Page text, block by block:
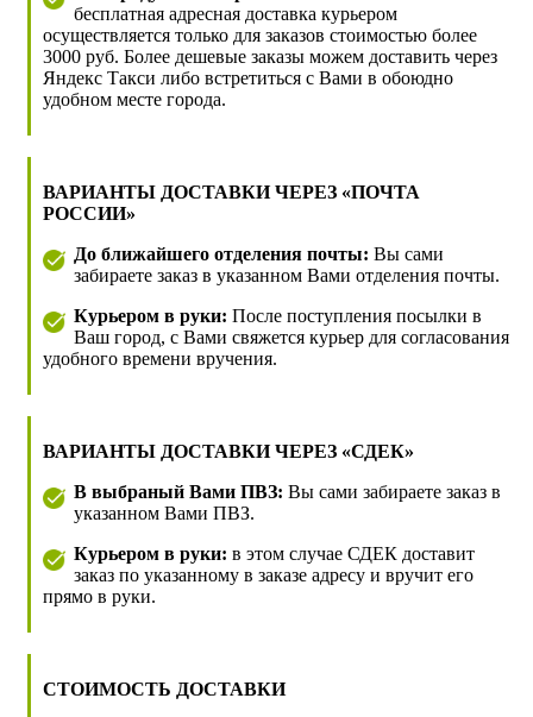
бесплатная адресная доставка курьером
осуществляется только для заказов стоимостью более
3000 руб. Более дешевые заказы можем доставить через
Яндекс Такси либо встретиться с Вами в обоюдно
удобном месте города.
ВАРИАНТЫ ДОСТАВКИ ЧЕРЕЗ «ПОЧТА
РОССИИ»
До ближайшего отделения почты: Вы сами
забираете заказ в указанном Вами отделения почты.
Курьером в руки: После поступления посылки в
Ваш город, с Вами свяжется курьер для согласования
удобного времени вручения.
ВАРИАНТЫ ДОСТАВКИ ЧЕРЕЗ «СДЕК»
В выбраный Вами ПВЗ: Вы сами забираете заказ в
указанном Вами ПВЗ.
Курьером в руки: в этом случае СДЕК доставит
заказ по указанному в заказе адресу и вручит его
прямо в руки.
СТОИМОСТЬ ДОСТАВКИ